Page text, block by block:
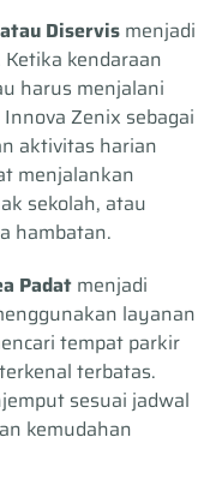
Diservis menjadi
kendaraan
harus menjalani
Zenix sebagai
aktivitas harian
menjalankan
sekolah, atau
hambatan.
Padat menjadi
layanan
tempat parkir
terbatas.
sesuai jadwal
kemudahan